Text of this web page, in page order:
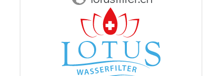
Genussvoll leben mit jedem
Schluck!